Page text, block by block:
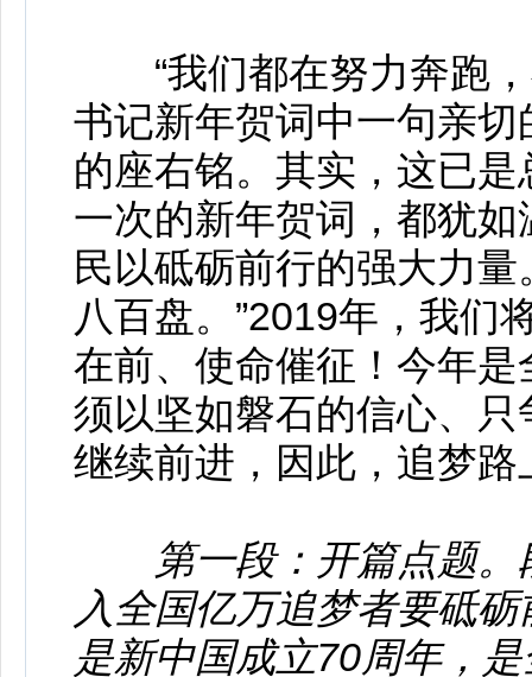
“我们都在努力奔跑，
书记新年贺词中一句亲
的座右铭。其实，这已
一次的新年贺词，都犹
民以砥砺前行的强大力
八百盘。”2019年，我们
在前、使命催征！今年
须以坚如磐石的信心、
继续前进，因此，追梦路
第一段：开篇点题
入全国亿万追梦者要砥
是新中国成立70周年，